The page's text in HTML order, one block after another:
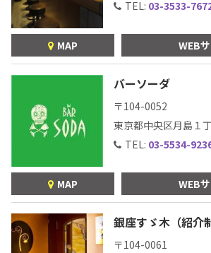
TEL: 03-3533-
MAP WEB
バーソーダ
〒104-0052
東京都中央区月島１
TEL: 03-5534-
MAP WEB
銀座すゞ木（紹介
〒104-0061